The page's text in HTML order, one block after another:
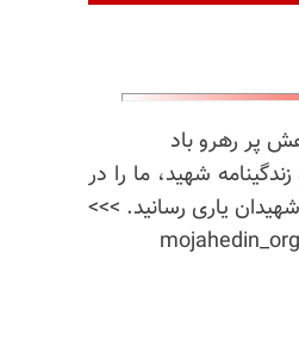
پر رهرو باد
شهید، ما را در
یاری رسانید. >>>